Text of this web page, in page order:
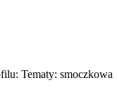
Tematy: smoczkowa